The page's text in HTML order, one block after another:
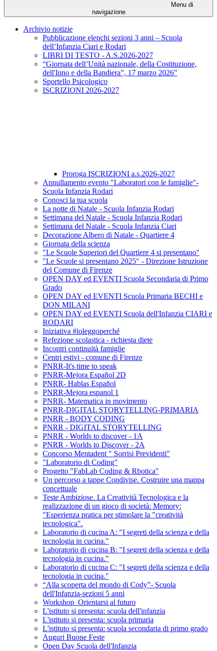
Menu di
navigazione
Archivio notizie
Pubblicazione elenchi sezioni 3 anni – Scuola
dell’Infanzia Ciari e Rodari
LIBRI DI TESTO - A.S.2026-2027
“Giornata dell’Unità nazionale, della Costituzione,
dell'Inno e della Bandiera”, 17 marzo 2026”
Sportello Psicologico
ISCRIZIONI 2026-2027
Proroga ISCRIZIONI a.s.2026-2027
Annullamento evento "Laboratori con le famiglie"-
Scuola Infanzia Rodari
Conosci la tua scuola
La notte di Natale - Scuola Infanzia Rodari
Settimana del Natale - Scuola Infanzia Rodari
Settimana del Natale - Scuola Infanzia Ciari
Decorazione Albero di Natale - Quartiere 4
Giornata della scienza
"Le Scuole Superiori del Quartiere 4 si presentano"
"Le Scuole si presentano 2025" - Direzione Istruzione
del Comune di Firenze
OPEN DAY ed EVENTI Scuola Secondaria di Primo
Grado
OPEN DAY ed EVENTI Scuola Primaria BECHI e
DON MILANI
OPEN DAY ed EVENTI Scuola dell'Infanzia CIARI e
RODARI
Iniziativa #ioleggoperché
Refezione scolastica - richiesta diete
Incontri continuità famiglie
Centri estivi - comune di Firenze
PNRR-It's time to speak
PNRR-Mejora Español 2D
PNRR- Hablas Español
PNRR-Mejora espanol 1
PNRR- Matematica in movimento
PNRR-DIGITAL STORYTELLING-PRIMARIA
PNRR - BODY CODING
PNRR - DIGITAL STORYTELLING
PNRR - Worlds to discover - 1A
PNRR - Worlds to Discover - 2A
Concorso Mentadent " Sorrisi Previdenti"
"Laboratorio di Coding"
Progetto "FabLab Coding & Rbotica"
Un percorso a tappe Condivise. Costruire una mappa
concettuale
Teste Ambiziose. La Creatività Tecnologica e la
realizzazione di un gioco di società: Memory:
"Esperienza pratica per stimolare la "creatività
tecnologica".
Laboratorio di cucina A: "I segreti della scienza e della
tecnologia in cucina."
Laboratorio di cucina B: "I segreti della scienza e della
tecnologia in cucina."
Laboratorio di cucina C: "I segreti della scienza e della
tecnologia in cucina."
“Alla scoperta del mondo di Cody”- Scuola
dell'Infanzia-sezioni 5 anni
Workshop_Orientarsi al futuro
L'istituto si presenta: scuola dell'infanzia
L'istituto si presenta: scuola primaria
L'istituto si presenta: scuola secondaria di primo grado
Auguri Buone Feste
Open Day Scuola dell'Infanzia